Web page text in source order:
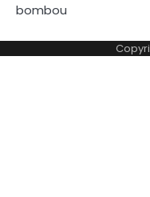
bombou